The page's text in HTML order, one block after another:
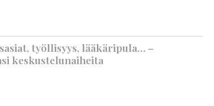
työllisyys, lääkäripula… –
keskustelunaiheita